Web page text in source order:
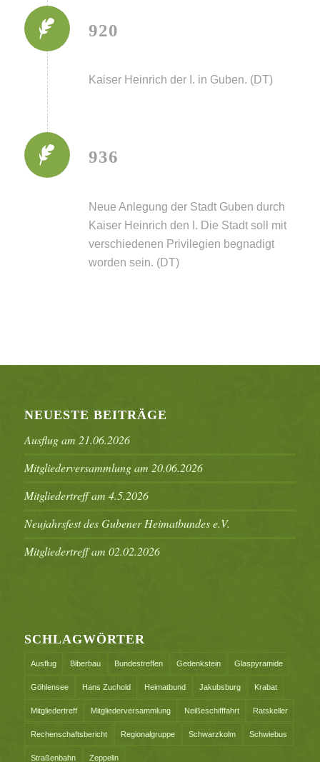
920
Kaiser Heinrich der I. in Guben. (DT)
936
Neue Anlegung der Stadt Guben durch
Kaiser Heinrich den I. Die Stadt soll mit
verschiedenen Privilegien begnadigt
worden sein. (DT)
NEUESTE BEITRÄGE
Ausflug am 21.06.2026
Mitgliederversammlung am 20.06.2026
Mitgliedertreff am 4.5.2026
Neujahrsfest des Gubener Heimatbundes e.V.
Mitgliedertreff am 02.02.2026
SCHLAGWÖRTER
Ausflug Biberbau Bundestreffen Gedenkstein Glaspyramide
Göhlensee Hans Zuchold Heimatbund Jakubsburg Krabat
Mitgliedertreff Mitgliederversammlung Neißeschifffahrt Ratskeller
Rechenschaftsbericht Regionalgruppe Schwarzkolm Schwiebus
Straßenbahn Zeppelin